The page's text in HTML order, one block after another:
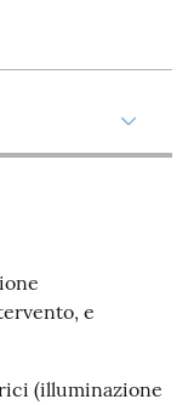
e
(illuminazione